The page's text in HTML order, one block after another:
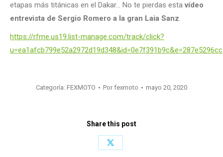
etapas más titánicas en el Dakar… No te pierdas estavídeo
entrevista de Sergio Romero a la gran Laia Sanz.
https://rfme.us19.list-manage.com/track/click?
u=ea1afcb799e52a2972d19d348&id=0e7f391b9c&e=287e5296cc
Categoría: FEXMOTO Por fexmoto mayo 20, 2020
Share this post
Share